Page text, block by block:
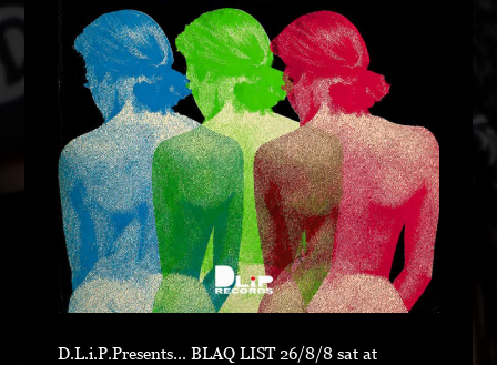
D.L.i.P.Presents... BLAQ LIST 26/8/8 sat at